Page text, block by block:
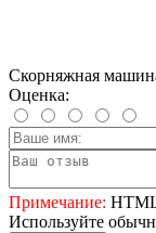
Скорняжная
Оценка:
Примечание:
Используйте